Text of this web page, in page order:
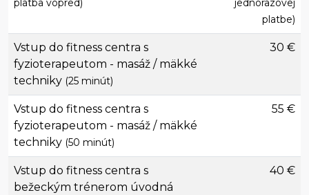
platba vopred)
jednorazovej
platbe)
Vstup do fitness centra s
fyzioterapeutom - masáž / mäkké
techniky (25 minút)
30 €
Vstup do fitness centra s
fyzioterapeutom - masáž / mäkké
techniky (50 minút)
55 €
Vstup do fitness centra s
bežeckým trénerom úvodná
40 €